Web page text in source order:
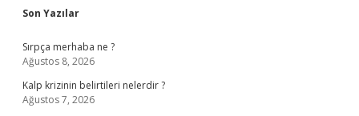
Sidebar
Son Yazılar
Sırpça merhaba ne ?
Ağustos 8, 2026
Kalp krizinin belirtileri nelerdir ?
Ağustos 7, 2026